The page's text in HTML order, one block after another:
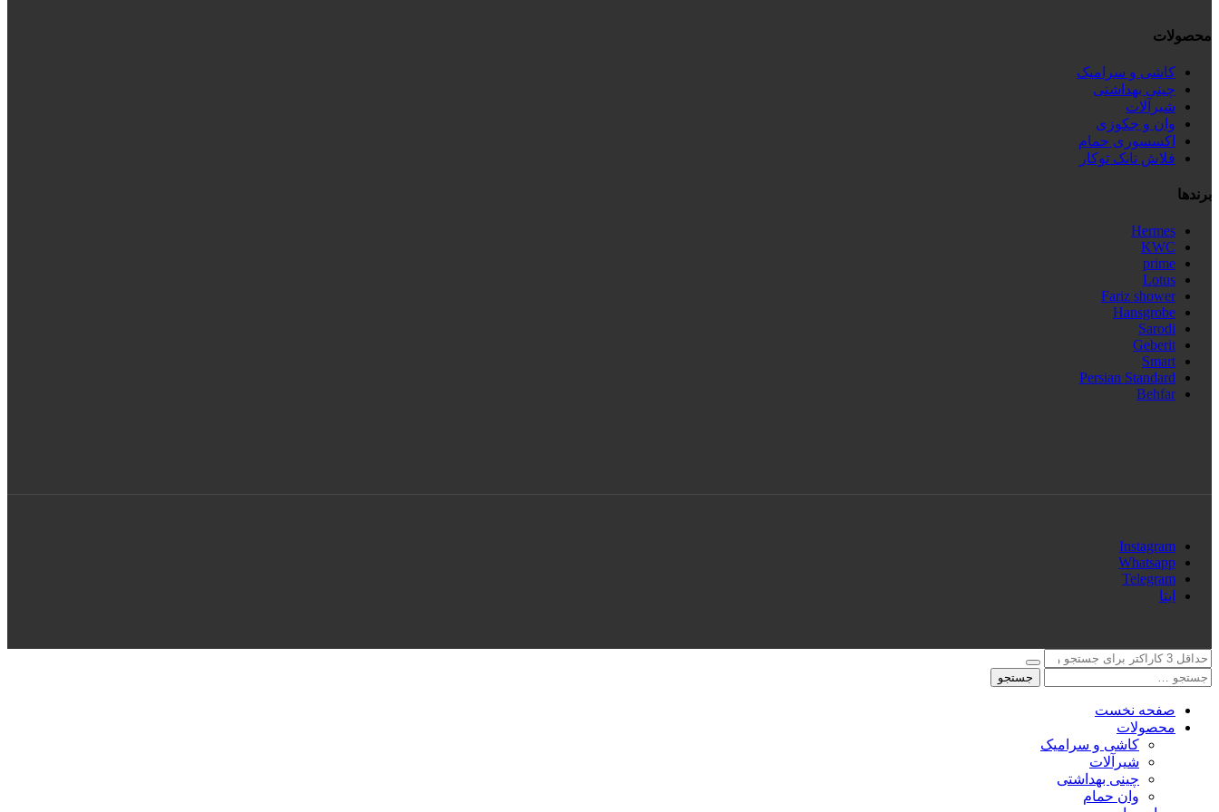
محصولات
کاشی و سرامیک
چینی بهداشتی
شیرآلات
وان و جکوزی
اکسسوری حمام
فلاش تانک توکار
برندها
Hermes
KWC
prime
Lotus
Fariz shower
Hansgrobe
Sarodi
Geberit
Smart
Persian Standard
Behfar
Instagram
Whatsapp
Telegram
ایتا
جستجو
صفحه نخست
محصولات
کاشی و سرامیک
شیرآلات
چینی بهداشتی
وان حمام